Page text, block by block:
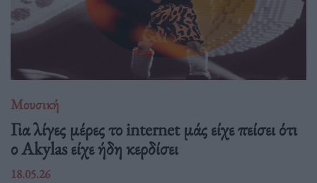
Μουσική
Για λίγες μέρες το internet μάς είχε πείσει ότι
ο Akylas είχε ήδη κερδίσει
18.05.26